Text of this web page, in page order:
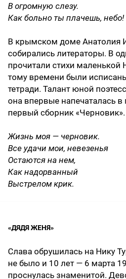
В огромную слезу.
Как больно ты плачешь, небо!
В крымском доме Анатолия
собирались литераторы. В
прочитали стихи маленькой
тому времени были
тетради. Талант юной
она впервые напечаталась в
первый сборник «Черновик».
Жизнь моя — черновик.
Все удачи мои, невезенья
Остаются на нем,
Как надорванный
Выстрелом крик.
«ДЯДЯ ЖЕНЯ»
Слава обрушилась на Нику
не было и 10 лет — 6 марта
проснулась знаменитой.